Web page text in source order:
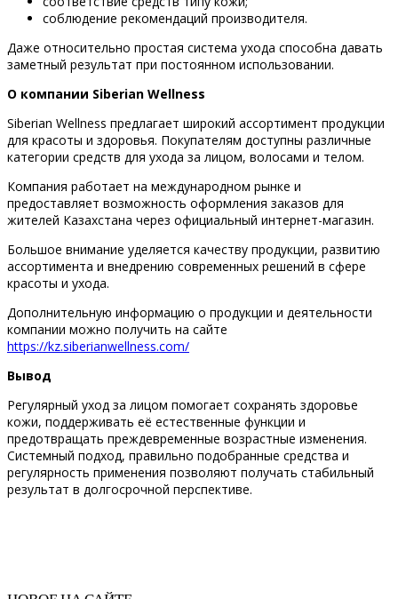
соблюдение рекомендаций производителя.
Даже относительно простая система ухода способна давать
заметный результат при постоянном использовании.
О компании Siberian Wellness
Siberian Wellness предлагает широкий ассортимент продукции
для красоты и здоровья. Покупателям доступны различные
категории средств для ухода за лицом, волосами и телом.
Компания работает на международном рынке и
предоставляет возможность оформления заказов для
жителей Казахстана через официальный интернет-магазин.
Большое внимание уделяется качеству продукции, развитию
ассортимента и внедрению современных решений в сфере
красоты и ухода.
Дополнительную информацию о продукции и деятельности
компании можно получить на сайте
https://kz.siberianwellness.com/
Вывод
Регулярный уход за лицом помогает сохранять здоровье
кожи, поддерживать её естественные функции и
предотвращать преждевременные возрастные изменения.
Системный подход, правильно подобранные средства и
регулярность применения позволяют получать стабильный
результат в долгосрочной перспективе.